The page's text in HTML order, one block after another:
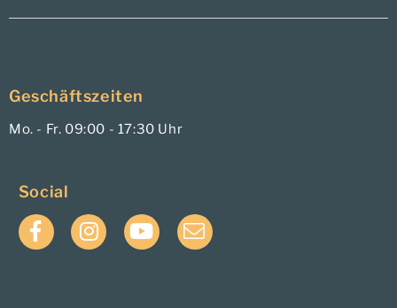
Geschäftszeiten
Mo. - Fr. 09:00 - 17:30 Uhr
Social
FacebookInstagramYouTubeE-
Mail